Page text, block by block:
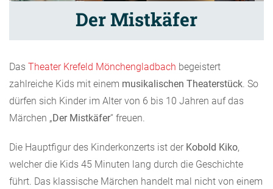
Der Mistkäfer
Das Theater Krefeld Mönchengladbach begeistert
zahlreiche Kids mit einem musikalischen Theaterstück . So
dürfen sich Kinder im Alter von 6 bis 10 Jahren auf das
Märchen „Der Mistkäfer“ freuen.
Die Hauptfigur des Kinderkonzerts ist der Kobold Kiko,
welcher die Kids 45 Minuten lang durch die Geschichte
führt. Das klassische Märchen handelt mal nicht von einem